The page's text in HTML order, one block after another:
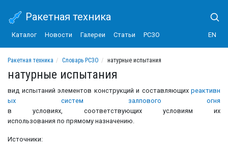
Ракетная техника
Каталог Новости Галереи Статьи РСЗО EN
Ракетная техника Словарь РСЗО натурные испытания
натурные испытания
вид испытаний элементов конструкций и составляющих реактивн
ых систем залпового огня
в условиях, соответствующих условиям их
использования по прямому назначению.
Источники: